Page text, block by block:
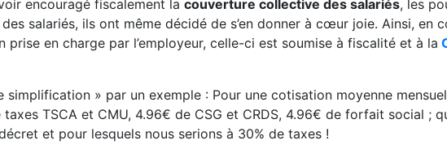
encouragé fiscalement la couverture collective des salariés, les
des salariés, ils ont même décidé de s’en donner à cœur joie. Ainsi, en
en charge par l’employeur, celle-ci est soumise à fiscalité et à la
simplification » par un exemple : Pour une cotisation moyenne
TSCA et CMU, 4.96€ de CSG et CRDS, 4.96€ de forfait social ;
et pour lesquels nous serions à 30% de taxes !